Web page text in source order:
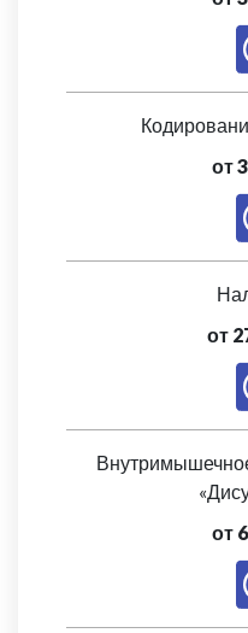
от
от
от